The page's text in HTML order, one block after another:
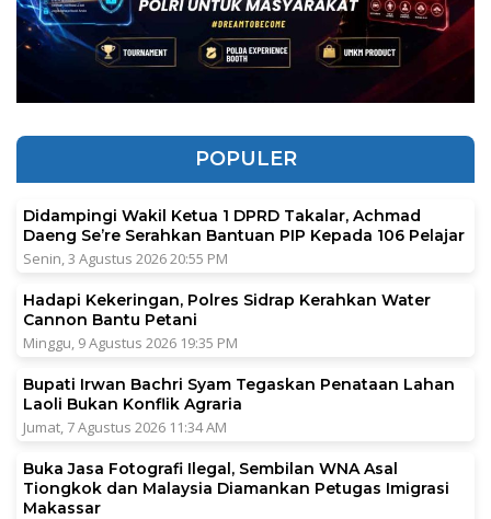
POPULER
Didampingi Wakil Ketua 1 DPRD Takalar, Achmad
Daeng Se’re Serahkan Bantuan PIP Kepada 106 Pelajar
Senin, 3 Agustus 2026 20:55 PM
Hadapi Kekeringan, Polres Sidrap Kerahkan Water
Cannon Bantu Petani
Minggu, 9 Agustus 2026 19:35 PM
Bupati Irwan Bachri Syam Tegaskan Penataan Lahan
Laoli Bukan Konflik Agraria
Jumat, 7 Agustus 2026 11:34 AM
Buka Jasa Fotografi Ilegal, Sembilan WNA Asal
Tiongkok dan Malaysia Diamankan Petugas Imigrasi
Makassar